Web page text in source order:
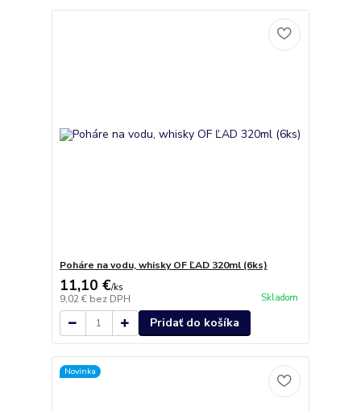
Poháre na vodu, whisky OF ĽAD 320ml (6ks)
11,10 €/ks
9,02 € bez DPH Skladom
Pridať do košíka
Novinka